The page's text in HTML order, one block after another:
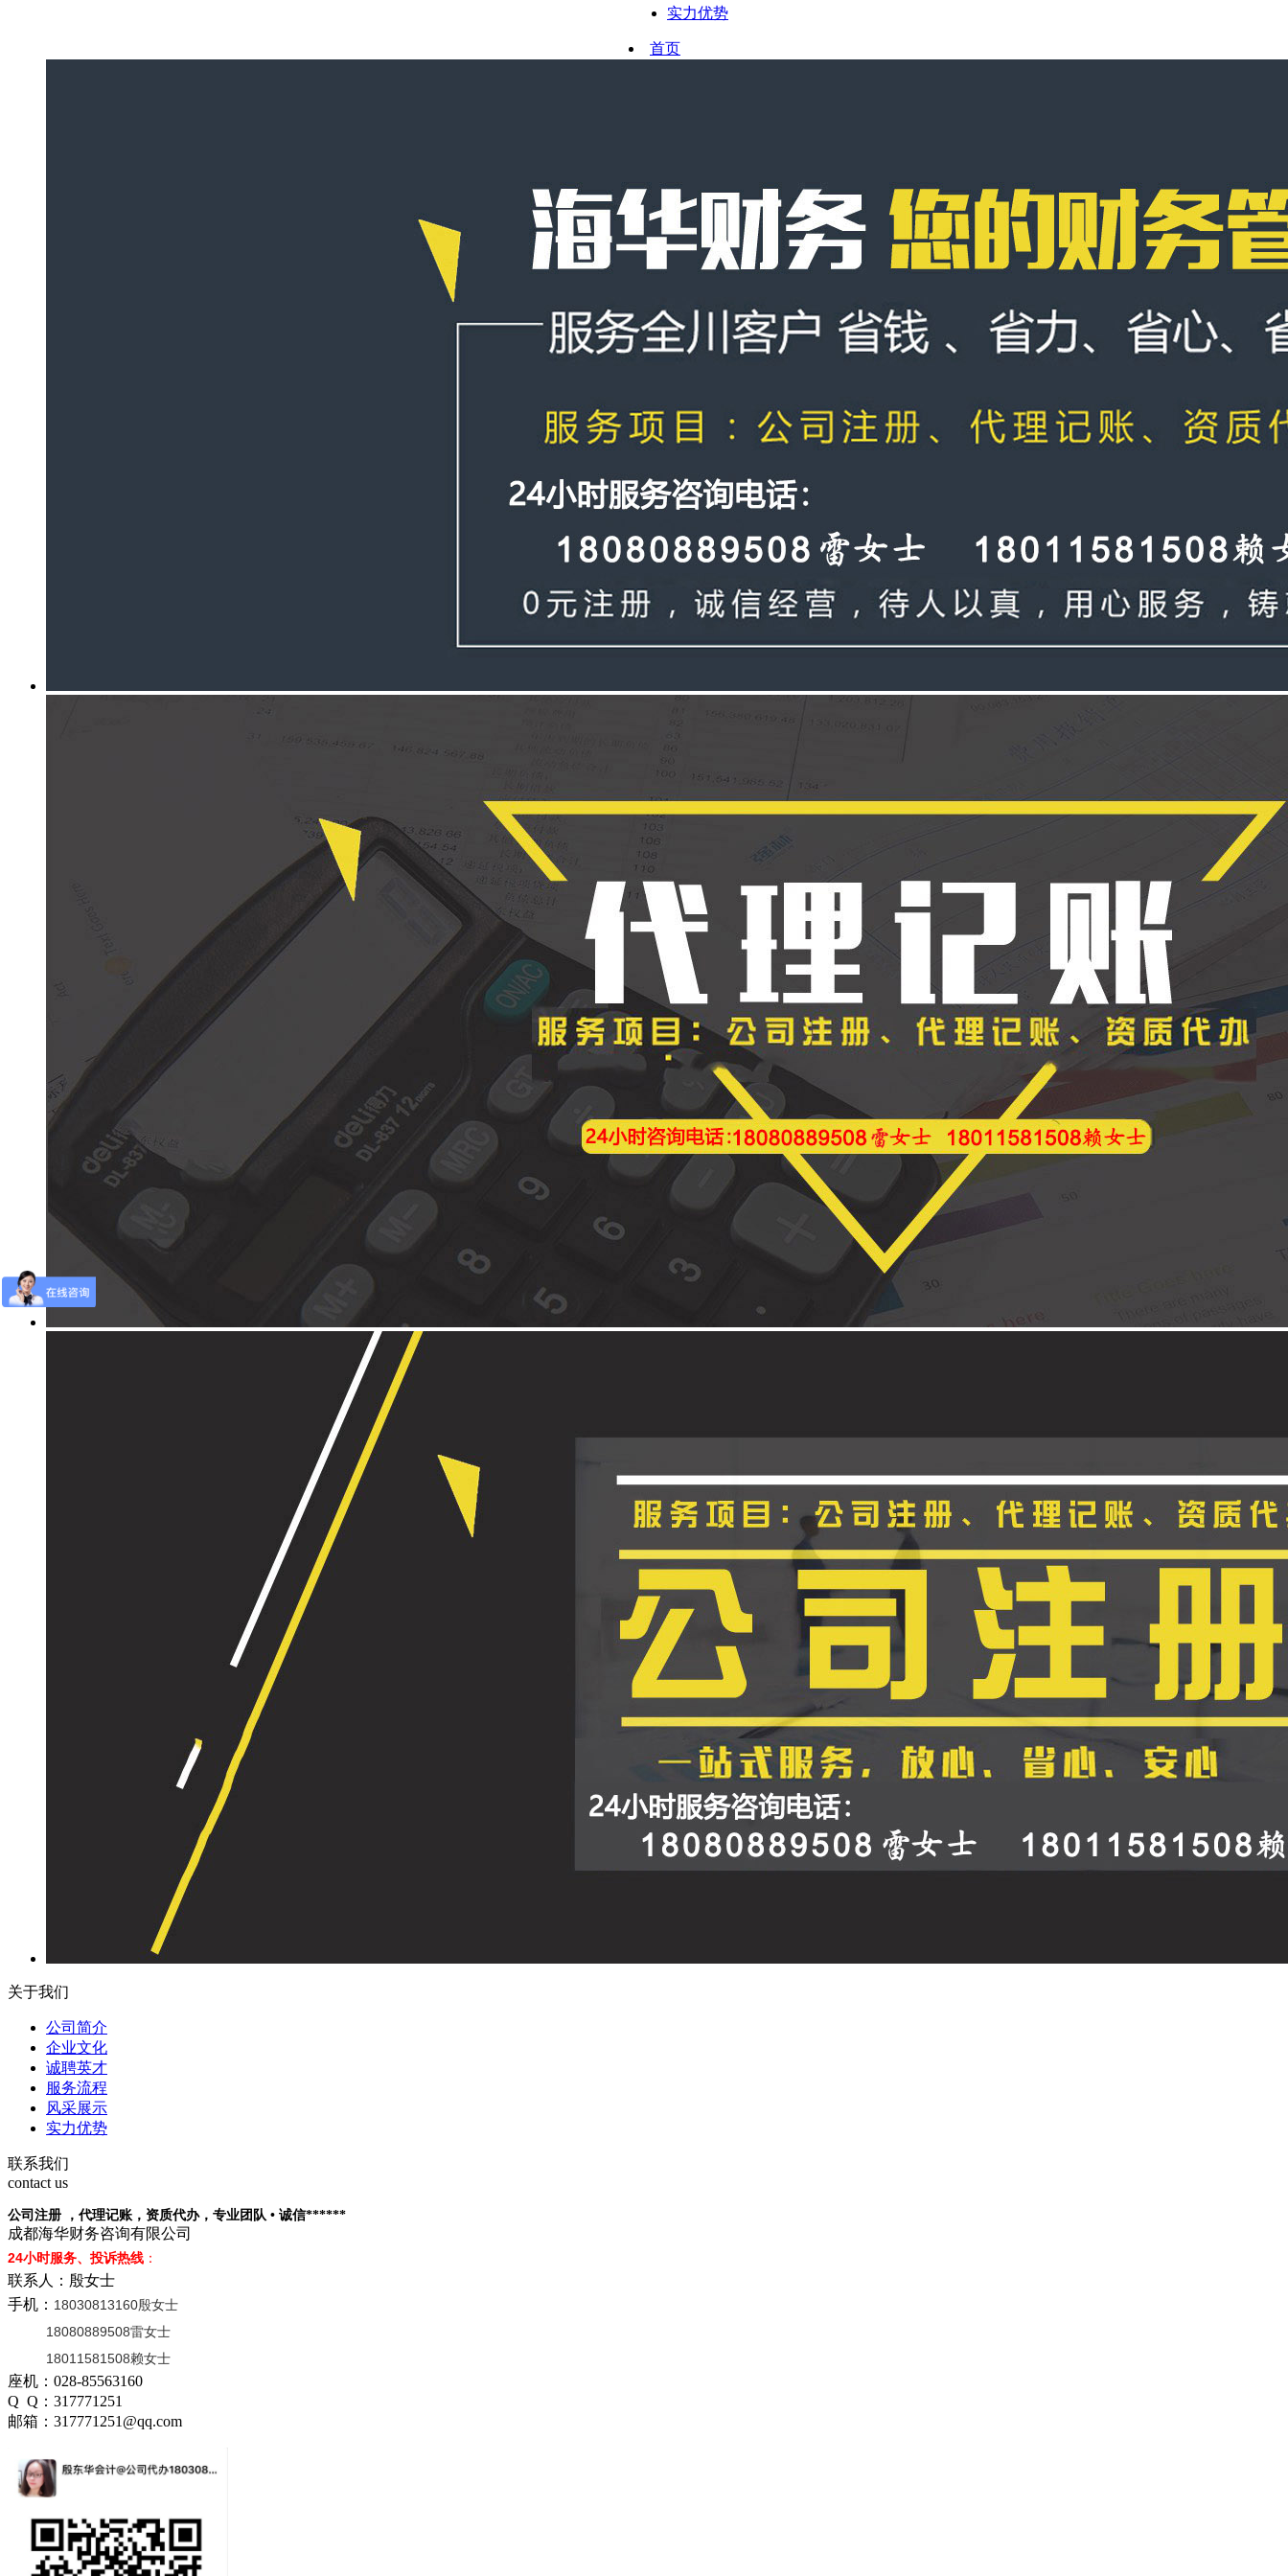
实力优势
首页
关于我们
公司简介
企业文化
诚聘英才
服务流程
风采展示
实力优势
联系我们
contact us
公司注册 ，代理记账，资质代办，专业团队 • 诚信******
成都海华财务咨询有限公司
24小时服务、投诉热线 ：
联系人：殷女士
手机： 18030813160殷女士
18080889508雷女士
18011581508赖女士
座机：028-85563160
Q Q：317771251
邮箱：317771251@qq.com